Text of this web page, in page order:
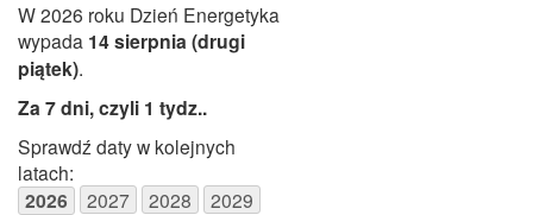
W 2026 roku Dzień Energetyka
wypada 14 sierpnia (drugi
piątek).
Za 7 dni, czyli 1 tydz..
Sprawdź daty w kolejnych
latach:
2026 2027 2028
2029